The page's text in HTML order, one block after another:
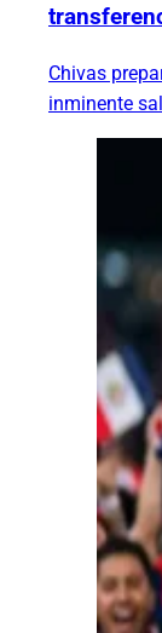
Chivas
inminente